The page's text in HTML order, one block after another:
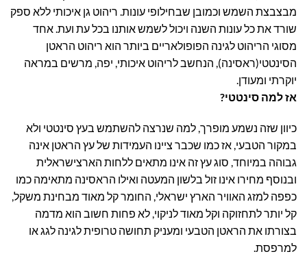
מבצבצת השמש וכמובן שבחילופי עונות. ריהוט גן איכותי ללא ספק
שורד את כל עונות השנה ויכול לשמש אותנו בכל עת ועת. אחד
מסוגי הריהוט לגינה הפופולאריים ביותר הוא ריהוט הראטן
הסינטטי(ראסינה), הנחשב לריהוט איכותי, יפה, מרשים במראה
יוקרתי ומעודן.
אז למה סינטטי?
כיוון שזה נשמע מופרך, למה שנרצה להשתמש בעץ סינטטי ולא
במקור הטבעי, אז כמו שכבר ציינו העמידות של עץ הראטן אינה
גבוהה במיוחד, סוג עץ זה אינו מתאים ללחות הארצישראלית
ובנוסף מחירו אינו זול בלשון המעטה ואילו הראסינה מתאימה כמו
כפפה למזג האוויר הארץ ישראלי, החומר קל מאוד מבחינת משקל,
קל יותר לתחזוקה וקל מאוד לניקוי, לא פחות חשוב הוא מדמה
בצורתו את הראטן הטבעי ומעניק תחושה טרופית לגינה לגג או
למרפסת.